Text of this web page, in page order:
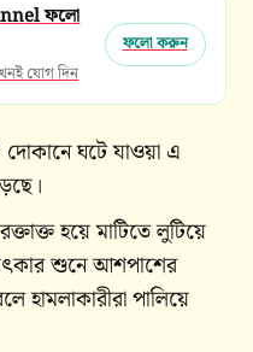
ফলো
যোগ দিন
ফলো করুন
দোকানে ঘটে যাওয়া এ
হয়ে মাটিতে লুটিয়ে
শুনে আশপাশের
পালিয়ে